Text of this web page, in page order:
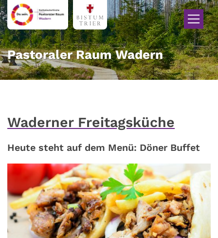
Zum Inhalt springen
Pastoraler Raum Wadern
Waderner Freitagsküche
Heute steht auf dem Menü: Döner Buffet